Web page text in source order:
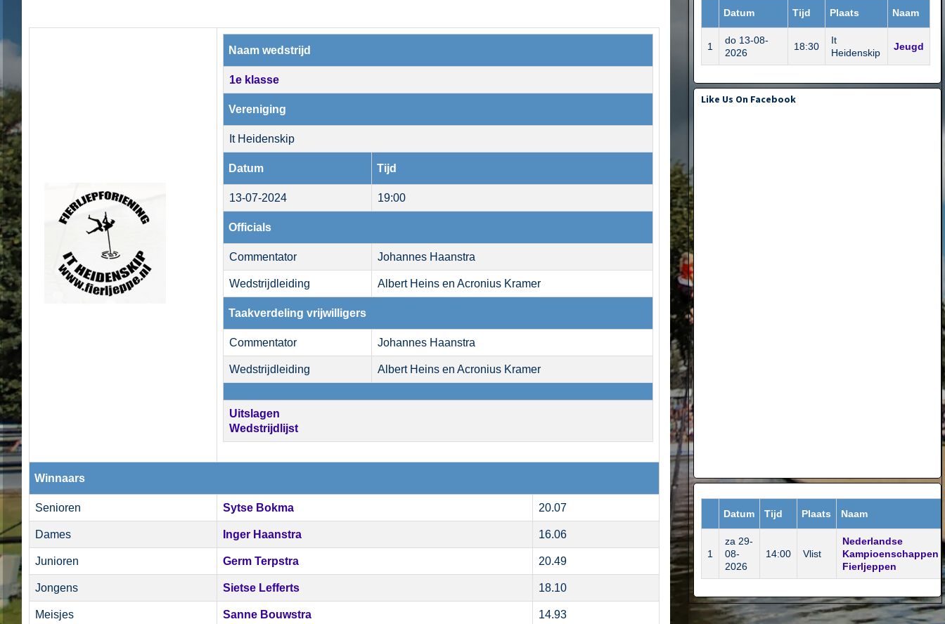
Naam wedstrijd
1e klasse
Vereniging
It Heidenskip
Datum Tijd
13-07-2024 19:00
Officials
Commentator Johannes Haanstra
Wedstrijdleiding Albert Heins en Acronius Kramer
Taakverdeling vrijwilligers
Commentator Johannes Haanstra
Wedstrijdleiding Albert Heins en Acronius Kramer
Uitslagen
Wedstrijdlijst
Winnaars
Senioren Sytse Bokma 20.07
Dames Inger Haanstra 16.06
Junioren Germ Terpstra 20.49
Jongens Sietse Lefferts 18.10
Meisjes Sanne Bouwstra 14.93
Datum Tijd Plaats Naam
1
do 13-08-
2026
18:30
It
Heidenskip
Jeugd
Like Us On Facebook
Datum Tijd Plaats Naam
1
za 29-
08-
2026
14:00 Vlist
Nederlandse
Kampioenschappen
Fierljeppen